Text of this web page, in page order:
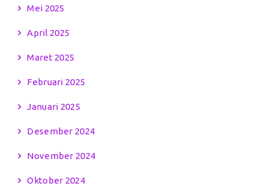
Mei 2025
April 2025
Maret 2025
Februari 2025
Januari 2025
Desember 2024
November 2024
Oktober 2024